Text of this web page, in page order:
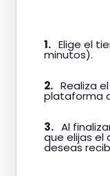
1. Elige el
minutos).
2. Realiza
plataforma
3. Al
que elijas el
deseas